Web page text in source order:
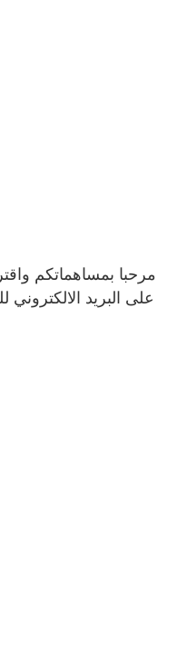
مرحبا بمساهماتكم
على البريد الالكتروني